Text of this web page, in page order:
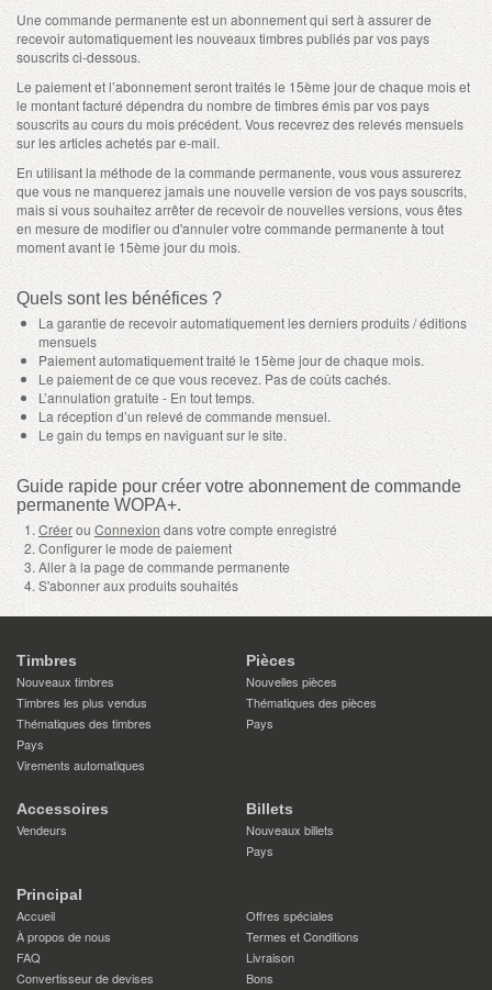
Une commande permanente est un abonnement qui sert à assurer de
recevoir automatiquement les nouveaux timbres publiés par vos pays
souscrits ci-dessous.
Le paiement et l’abonnement seront traités le 15ème jour de chaque mois et
le montant facturé dépendra du nombre de timbres émis par vos pays
souscrits au cours du mois précédent. Vous recevrez des relevés mensuels
sur les articles achetés par e-mail.
En utilisant la méthode de la commande permanente, vous vous assurerez
que vous ne manquerez jamais une nouvelle version de vos pays souscrits,
mais si vous souhaitez arrêter de recevoir de nouvelles versions, vous êtes
en mesure de modifier ou d'annuler votre commande permanente à tout
moment avant le 15ème jour du mois.
Quels sont les bénéfices ?
La garantie de recevoir automatiquement les derniers produits / éditions
mensuels
Paiement automatiquement traité le 15ème jour de chaque mois.
Le paiement de ce que vous recevez. Pas de coûts cachés.
L’annulation gratuite - En tout temps.
La réception d’un relevé de commande mensuel.
Le gain du temps en naviguant sur le site.
Guide rapide pour créer votre abonnement de commande
permanente WOPA+.
Créerou Connexion dans votre compte enregistré
Configurer le mode de paiement
Aller à la page de commande permanente
S'abonner aux produits souhaités
Timbres
Nouveaux timbres
Timbres les plus vendus
Thématiques des timbres
Pays
Virements automatiques
Pièces
Nouvelles pièces
Thématiques des pièces
Pays
Accessoires
Vendeurs
Billets
Nouveaux billets
Pays
Principal
Accueil
Offres spéciales
À propos de nous
Termes et Conditions
FAQ
Livraison
Convertisseur de devises
Bons